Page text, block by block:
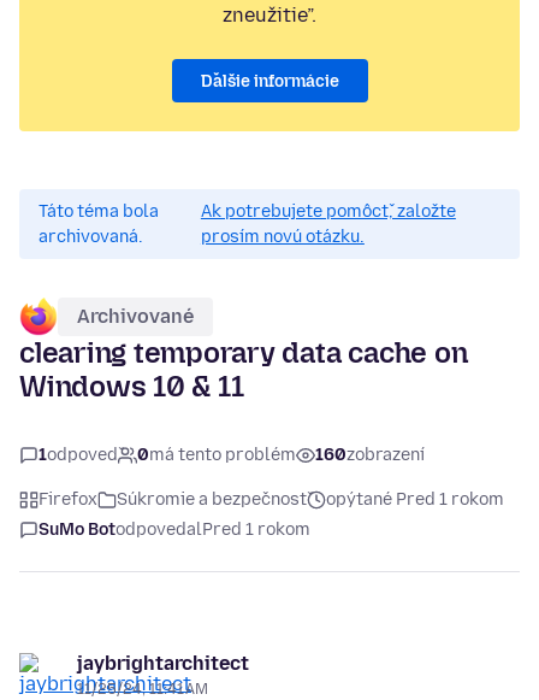
zneužitie”.
Ďalšie informácie
Táto téma bola
archivovaná.
Ak potrebujete pomôcť, založte
prosím novú otázku.
Archivované
clearing temporary data cache on
Windows 10 & 11
1odpoveď 0má tento problém 160zobrazení
Firefox Súkromie a bezpečnosť
opýtané Pred 1 rokom
SuMo BotodpovedalPred 1 rokom
jaybrightarchitect
11/25/24, 11:41 AM